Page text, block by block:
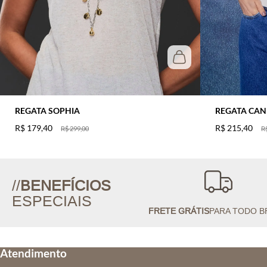
REGATA SOPHIA
R$299,00
R$ 179,40
REGATA
R$ 215,40
//BENEFÍCIOS
ESPECIAIS
FRETE GRÁTISPARA TODO
Atendimento